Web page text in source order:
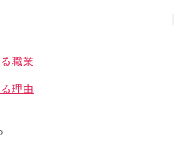
職業
理由